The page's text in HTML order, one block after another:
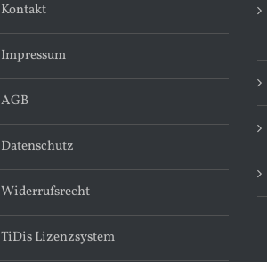
Kontakt
Impressum
AGB
Datenschutz
Widerrufsrecht
TiDis Lizenzsystem